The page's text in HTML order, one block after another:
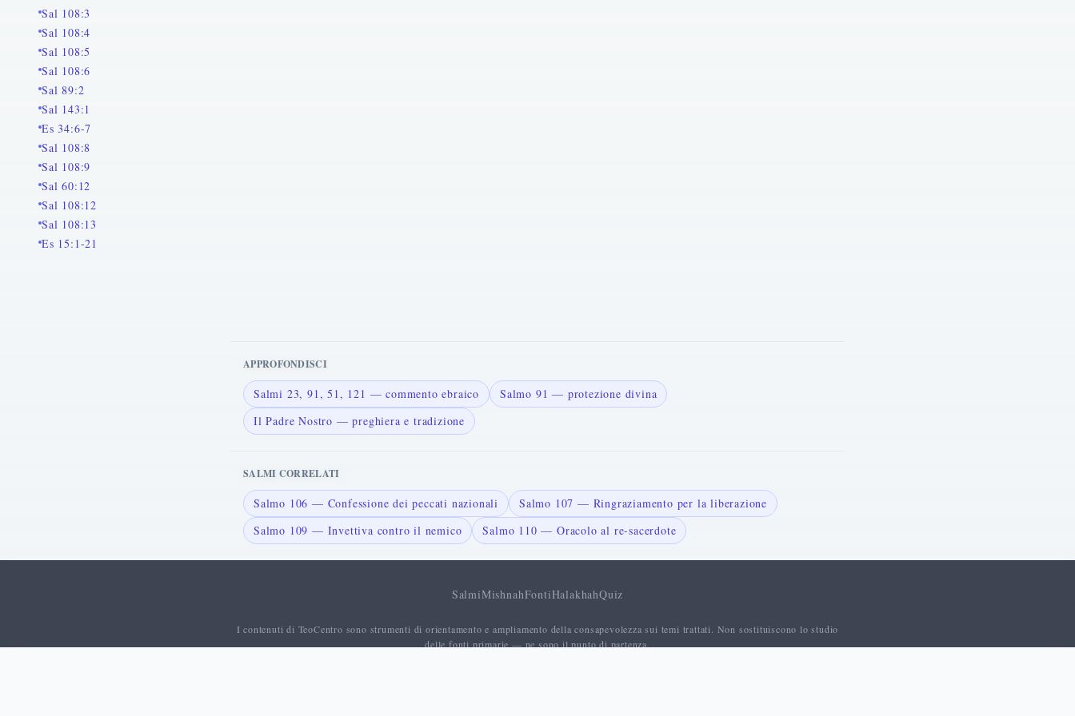
Sal 108:3
Sal 108:4
Sal 108:5
Sal 108:6
Sal 89:2
Sal 143:1
Es 34:6-7
Sal 108:8
Sal 108:9
Sal 60:12
Sal 108:12
Sal 108:13
Es 15:1-21
APPROFONDISCI
Salmi 23, 91, 51, 121 — commento ebraico
Salmo 91 — protezione divina
Il Padre Nostro — preghiera e tradizione
SALMI CORRELATI
Salmo 106 — Confessione dei peccati nazionali
Salmo 107 — Ringraziamento per la liberazione
Salmo 109 — Invettiva contro il nemico
Salmo 110 — Oracolo al re-sacerdote
SalmiMishnahFontiHalakhahQuiz
I contenuti di TeoCentro sono strumenti di orientamento e ampliamento della consapevolezza sui temi trattati. Non sostituiscono lo studio
delle fonti primarie — ne sono il punto di partenza.